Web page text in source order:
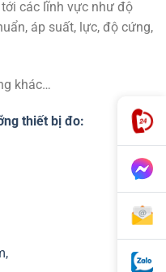
các lĩnh vực như độ
áp suất, lực, độ cứng,
khác…
thiết bị đo: